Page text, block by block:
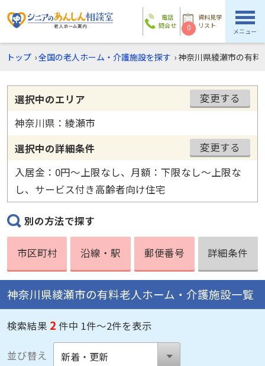
電話
問合せ
資料見学
リスト
0 メニュー
トップ ›全国の老人ホーム・介護施設を探す ›神奈川県綾瀬市の有料
選択中のエリア
変更する
神奈川県：綾瀬市
選択中の詳細条件
変更する
入居金：0円〜上限なし、月額：下限なし〜上限な
し、サービス付き高齢者向け住宅
別の方法で探す
市区町村 沿線・駅 郵便番号 詳細条件
神奈川県綾瀬市の有料老人ホーム・介護施設一覧
検索結果 2 件中 1件～2件を表示
並び替え